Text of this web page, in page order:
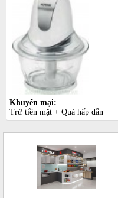
Khuyến mại:
Trừ tiền mặt + Quà hấp dẫn